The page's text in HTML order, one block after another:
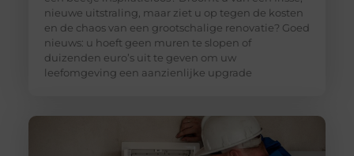
nieuwe uitstraling, maar ziet u op tegen de kosten
en de chaos van een grootschalige renovatie? Goed
nieuws: u hoeft geen muren te slopen of
duizenden euro’s uit te geven om uw
leefomgeving een aanzienlijke upgrade